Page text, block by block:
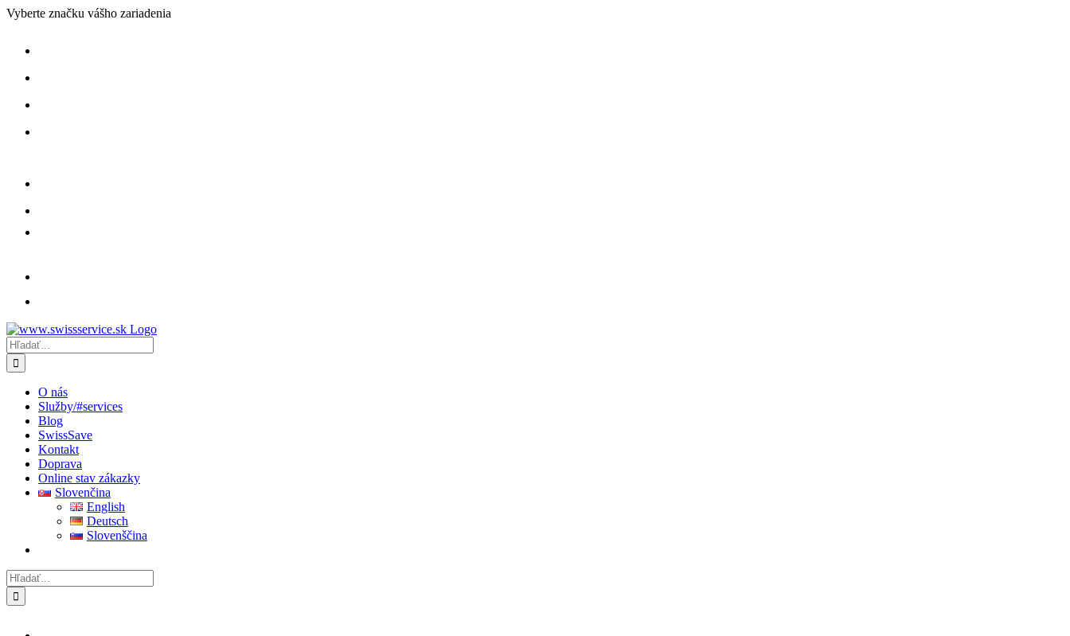
Skip
Vyberte značku vášho zariadenia
Hľadať:
O nás
Služby/#services
Blog
SwissSave
Kontakt
Doprava
Online stav zákazky
Slovenčina
English
Deutsch
Slovenščina
Hľadať: